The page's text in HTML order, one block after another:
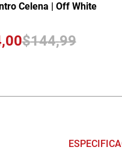
Celena | Off White
,00$144,99